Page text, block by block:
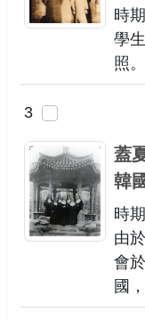
時
學
照。
3
蓋
韓
時
由
會
國
起